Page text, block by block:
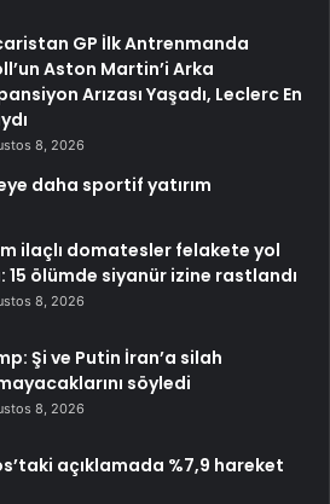
GP İlk Antrenmanda
Aston Martin’i Arka
Arızası Yaşadı, Leclerc En
8, 2026
daha sportif yatırım
ilaçlı domatesler felakete yol
15 ölümde siyanür izine rastlandı
8, 2026
Şi ve Putin İran’a silah
söyledi
8, 2026
açıklamada %7,9 hareket